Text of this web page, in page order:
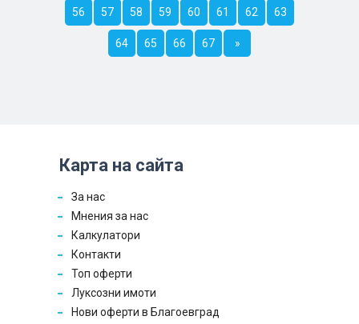
56 57 58 59 60 61 62 63
64 65 66 67 »
Карта на сайта
За нас
Мнения за нас
Калкулатори
Контакти
Топ оферти
Луксозни имоти
Нови оферти в Благоевград